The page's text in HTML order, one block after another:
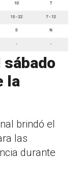
sábado
la
brindó el
las
durante